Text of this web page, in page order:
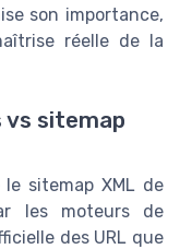
son importance,
réelle de la
vs sitemap
sitemap XML de
les moteurs de
des URL que